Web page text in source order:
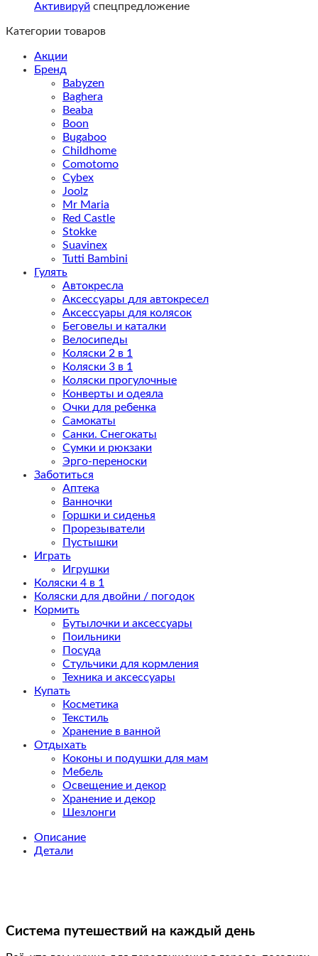
Активируй спецпредложение
Категории товаров
Акции
Бренд
Babyzen
Baghera
Beaba
Boon
Bugaboo
Childhome
Comotomo
Cybex
Joolz
Mr Maria
Red Castle
Stokke
Suavinex
Tutti Bambini
Гулять
Автокресла
Аксессуары для автокресел
Аксессуары для колясок
Беговелы и каталки
Велосипеды
Коляски 2 в 1
Коляски 3 в 1
Коляски прогулочные
Конверты и одеяла
Очки для ребенка
Самокаты
Санки. Снегокаты
Сумки и рюкзаки
Эрго-переноски
Заботиться
Аптека
Ванночки
Горшки и сиденья
Прорезыватели
Пустышки
Играть
Игрушки
Коляски 4 в 1
Коляски для двойни / погодок
Кормить
Бутылочки и аксессуары
Поильники
Посуда
Стульчики для кормления
Техника и аксессуары
Купать
Косметика
Текстиль
Хранение в ванной
Отдыхать
Коконы и подушки для мам
Мебель
Освещение и декор
Хранение и декор
Шезлонги
Описание
Детали
Cистема путешествий на каждый день